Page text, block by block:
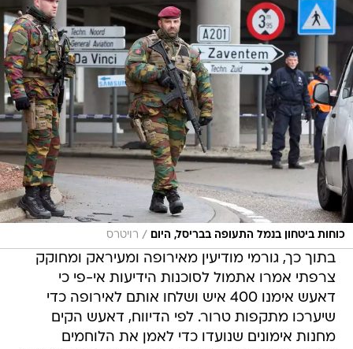
כוחות ביטחון בנמל התעופה בבריסל, היום / רויטרס
בתוך כך, גורמי מודיעין מאירופה ומעיראק ומחוקק
צרפתי אמרו אתמול לסוכנות הידיעות אי-פי כי
דאעש אימנו 400 איש ושלחו אותם לאירופה כדי
שיערכו מתקפות טרור. לפי הדיווח, דאעש הקים
מחנות אימונים שנועדו כדי לאמן את הלוחמים